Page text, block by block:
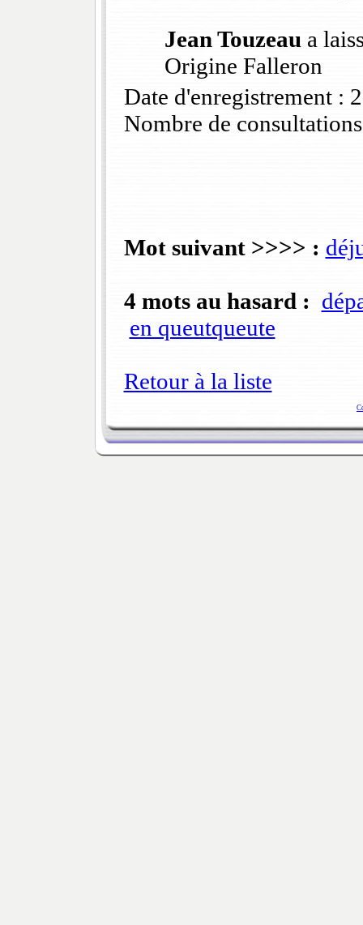
Jean Touzeau a
Origine Falleron
Date d'enregistrement :
Nombre de
Mot suivant >>>> :
4 mots au hasard :
en queutqueute
Retour à la liste